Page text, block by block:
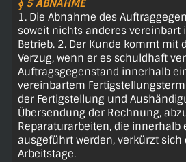
§ 5 ABNAHME
1. Die Abnahme des
soweit nichts anderes vereinbart
Betrieb. 2. Der Kunde kommt mit
Verzug, wenn er es schuldhaft
Auftragsgegenstand innerhalb
vereinbartem
der Fertigstellung und
Übersendung der Rechnung,
Reparaturarbeiten, die innerhalb
ausgeführt werden, verkürzt sich
Arbeitstage.